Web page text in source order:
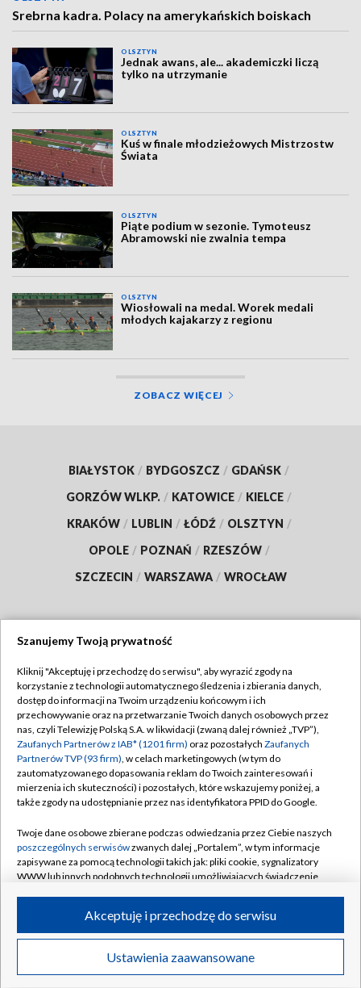
Srebrna kadra. Polacy na amerykańskich boiskach
OLSZTYN
Jednak awans, ale... akademiczki liczą
tylko na utrzymanie
OLSZTYN
Kuś w finale młodzieżowych Mistrzostw
Świata
OLSZTYN
Piąte podium w sezonie. Tymoteusz
Abramowski nie zwalnia tempa
OLSZTYN
Wiosłowali na medal. Worek medali
młodych kajakarzy z regionu
ZOBACZ WIĘCEJ
BIAŁYSTOK / BYDGOSZCZ / GDAŃSK /
GORZÓW WLKP. / KATOWICE / KIELCE /
KRAKÓW / LUBLIN / ŁÓDŹ / OLSZTYN /
OPOLE / POZNAŃ / RZESZÓW /
SZCZECIN / WARSZAWA / WROCŁAW
TVP
Abonament TVP
Emisja w TVP
Centrum informacji TVP
Naziemna Telewizja Cyfrowa
Rada Programowa
System NOS
Informacje o nadawcy
Program dla prasy
Ogłoszenie przetargowe
Regulamin TVP
Polityka prywatności
Moje zgody
Pomoc
Kontakt
Kanały
©2026 Telewizja Polska S.A. w likwidacji
Szanujemy Twoją prywatność
Kliknij "Akceptuję i przechodzę do serwisu", aby wyrazić zgody na
korzystanie z technologii automatycznego śledzenia i zbierania danych,
dostęp do informacji na Twoim urządzeniu końcowym i ich
przechowywanie oraz na przetwarzanie Twoich danych osobowych przez
nas, czyli Telewizję Polską S.A. w likwidacji (zwaną dalej również „TVP”),
Zaufanych Partnerów z IAB* (1201 firm) oraz pozostałych Zaufanych
Partnerów TVP (93 firm), w celach marketingowych (w tym do
zautomatyzowanego dopasowania reklam do Twoich zainteresowań i
mierzenia ich skuteczności) i pozostałych, które wskazujemy poniżej, a
także zgody na udostępnianie przez nas identyfikatora PPID do Google.
Twoje dane osobowe zbierane podczas odwiedzania przez Ciebie naszych
poszczególnych serwisówzwanych dalej „Portalem”, w tym informacje
zapisywane za pomocą technologii takich jak: pliki cookie, sygnalizatory
WWW lub innych podobnych technologii umożliwiających świadczenie
ruchu w Internecie.
Twoje dane osobowe zbierane podczas odwiedzania przez Ciebie
poszczególnych serwisówna Portalu, takie jak adresy IP, identyfikatory
Ustawienia zaawansowane
Akceptuję i przechodzę do serwisu